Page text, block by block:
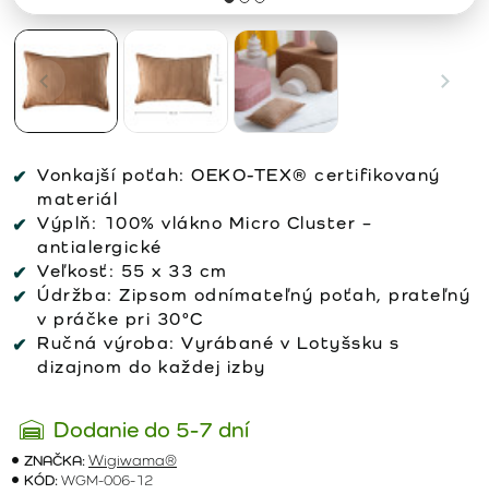
Vonkajší poťah: OEKO-TEX® certifikovaný
materiál
Výplň: 100% vlákno Micro Cluster –
antialergické
Veľkosť: 55 x 33 cm
Údržba: Zipsom odnímateľný poťah, prateľný
v práčke pri 30°C
Ručná výroba: Vyrábané v Lotyšsku s
dizajnom do každej izby
Dodanie do 5-7 dní
ZNAČKA:Wigiwama®
KÓD:WGM-006-12